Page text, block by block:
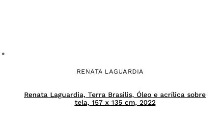
RENATA LAGUARDIA
Renata Laguardia, Terra Brasilis, Óleo e acrílica sobre
tela, 157 x 135 cm, 2022